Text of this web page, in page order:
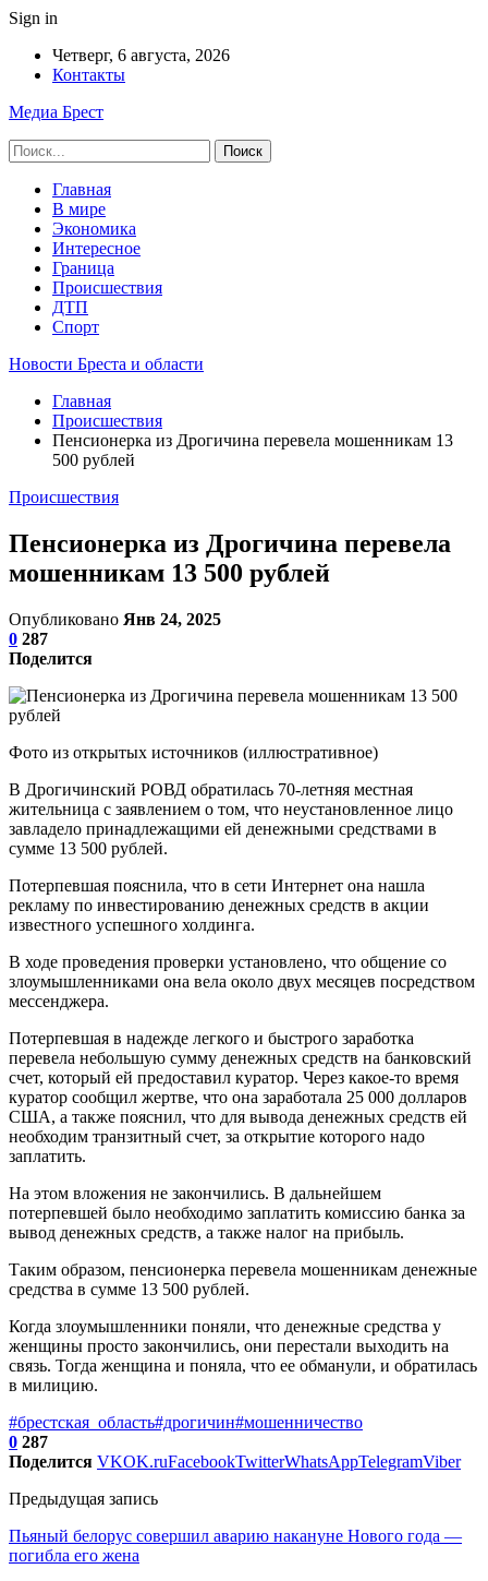
Sign in
Четверг, 6 августа, 2026
Контакты
Медиа Брест
Главная
В мире
Экономика
Интересное
Граница
Происшествия
ДТП
Спорт
Новости Бреста и области
Главная
Происшествия
Пенсионерка из Дрогичина перевела мошенникам 13
500 рублей
Происшествия
Пенсионерка из Дрогичина перевела
мошенникам 13 500 рублей
Опубликовано Янв 24, 2025
0 287
Поделится
Фото из открытых источников (иллюстративное)
В Дрогичинский РОВД обратилась 70-летняя местная
жительница с заявлением о том, что неустановленное лицо
завладело принадлежащими ей денежными средствами в
сумме 13 500 рублей.
Потерпевшая пояснила, что в сети Интернет она нашла
рекламу по инвестированию денежных средств в акции
известного успешного холдинга.
В ходе проведения проверки установлено, что общение со
злоумышленниками она вела около двух месяцев посредством
мессенджера.
Потерпевшая в надежде легкого и быстрого заработка
перевела небольшую сумму денежных средств на банковский
счет, который ей предоставил куратор. Через какое-то время
куратор сообщил жертве, что она заработала 25 000 долларов
США, а также пояснил, что для вывода денежных средств ей
необходим транзитный счет, за открытие которого надо
заплатить.
На этом вложения не закончились. В дальнейшем
потерпевшей было необходимо заплатить комиссию банка за
вывод денежных средств, а также налог на прибыль.
Таким образом, пенсионерка перевела мошенникам денежные
средства в сумме 13 500 рублей.
Когда злоумышленники поняли, что денежные средства у
женщины просто закончились, они перестали выходить на
связь. Тогда женщина и поняла, что ее обманули, и обратилась
в милицию.
#брестская_область#дрогичин#мошенничество
0 287
Поделится VKOK.ruFacebookTwitterWhatsAppTelegramViber
Предыдущая запись
Пьяный белорус совершил аварию накануне Нового года —
погибла его жена